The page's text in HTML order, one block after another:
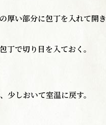
厚い部分に包丁を入れて開き
丁で切り目を入ておく。
少しおいて室温に戻す。